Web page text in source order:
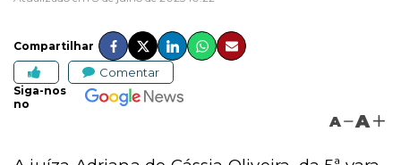
Compartilhar
Comentar
Siga-nos
no
A A